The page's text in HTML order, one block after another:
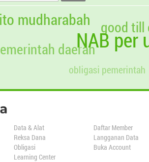
NAB per
mudharabah
obligasi pemerintah
daerah
good till
Data & Alat
Reksa Dana
Obligasi
Learning Center
Daftar Member
Langganan Data
Buka Account